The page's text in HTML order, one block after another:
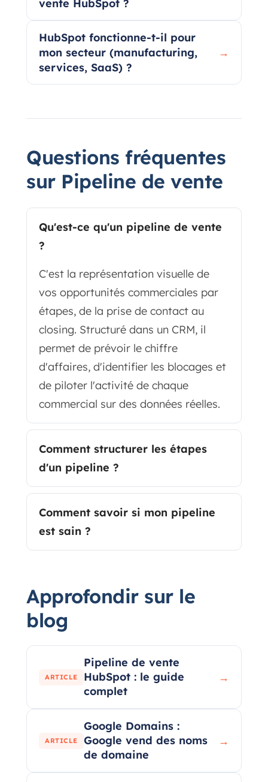
vente HubSpot ?
HubSpot fonctionne-t-il pour
mon secteur (manufacturing,
services, SaaS) ?
→
Questions fréquentes
sur Pipeline de vente
Qu'est-ce qu'un pipeline de vente
?
C'est la représentation visuelle de
vos opportunités commerciales par
étapes, de la prise de contact au
closing. Structuré dans un CRM, il
permet de prévoir le chiffre
d'affaires, d'identifier les blocages et
de piloter l'activité de chaque
commercial sur des données réelles.
Comment structurer les étapes
d'un pipeline ?
Comment savoir si mon pipeline
est sain ?
Approfondir sur le
blog
ARTICLE
Pipeline de vente
HubSpot : le guide
complet
→
ARTICLE
Google Domains :
Google vend des noms
de domaine
→